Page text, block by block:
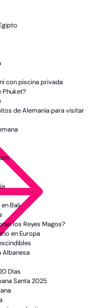
con piscina privada
Phuket?
de Alemania para visitar
Bali
los Reyes Magos?
en Europa
Albanesa
Días
Santa 2025